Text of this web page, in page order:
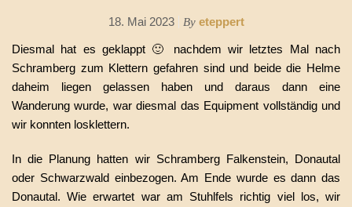
18. Mai 2023 By eteppert
Diesmal hat es geklappt 🙂 nachdem wir letztes Mal nach
Schramberg zum Klettern gefahren sind und beide die Helme
daheim liegen gelassen haben und daraus dann eine
Wanderung wurde, war diesmal das Equipment vollständig und
wir konnten losklettern.
In die Planung hatten wir Schramberg Falkenstein, Donautal
oder Schwarzwald einbezogen. Am Ende wurde es dann das
Donautal. Wie erwartet war am Stuhlfels richtig viel los, wir